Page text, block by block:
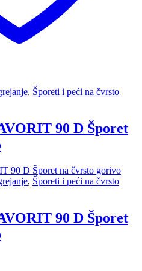
, Šporeti i peći na čvrsto
90 D Šporet
, Šporeti i peći na čvrsto
90 D Šporet